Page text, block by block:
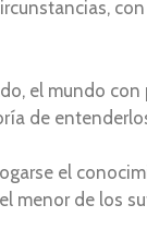
el mundo
de
el
menor de los